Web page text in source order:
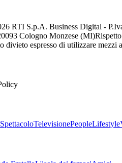
RTI S.p.A. Business Digital -
Cologno Monzese (MI)
divieto espresso di utilizzare mezzi
SpettacoloTelevisionePeopleLifestyle